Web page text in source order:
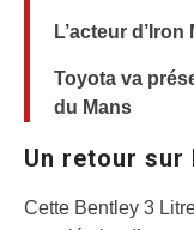
L’acteur
Toyota va
du Mans
Un retour
Cette Bentley 3